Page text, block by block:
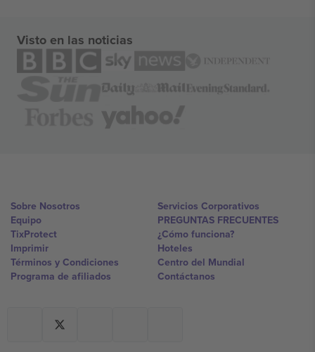
Visto en las noticias
Sobre Nosotros
Equipo
TixProtect
Imprimir
Términos y Condiciones
Programa de afiliados
Servicios Corporativos
PREGUNTAS FRECUENTES
¿Cómo funciona?
Hoteles
Centro del Mundial
Contáctanos